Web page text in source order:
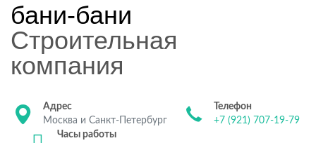
бани-бани
Строительная
компания
Адрес
Москва и Санкт-Петербург
Телефон
+7 (921) 707-19-79
Часы работы